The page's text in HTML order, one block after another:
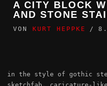
A CITY BLOCK
AND STONE
VON KURT HEPPKE 8.
in the style of gothic